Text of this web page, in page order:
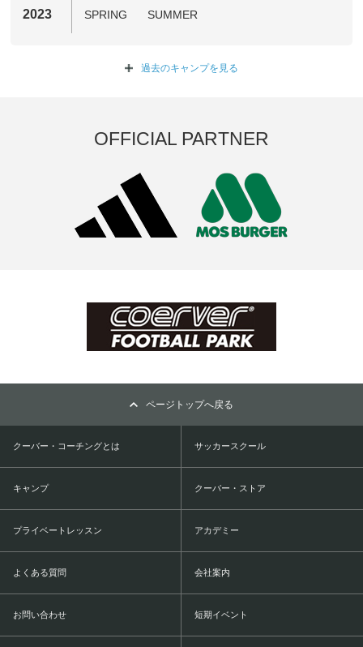
2023 SPRING SUMMER
過去のキャンプを 見る
OFFICIAL PARTNER
ページトップへ戻る
クーバー・コーチングとは サッカースクール
キャンプ クーバー・ストア
プライベートレッスン アカデミー
よくある質問 会社案内
お問い合わせ 短期イベント